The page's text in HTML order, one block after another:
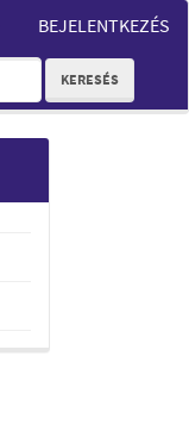
BEJELENTKEZÉS
KERESÉS